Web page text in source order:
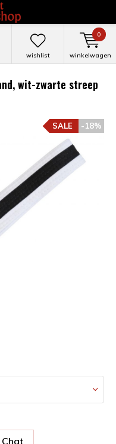
wishlist winkelwagen
0
wit-zwarte streep
-18%
SALE